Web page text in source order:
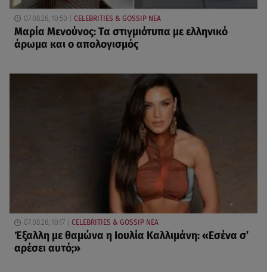
07.08.26, 10:50 CELEBRITIES & GOSSIP ΝΕΑ
Μαρία Μενούνος: Τα στιγμιότυπα με ελληνικό
άρωμα και ο απολογισμός
07.08.26, 10:17 CELEBRITIES & GOSSIP ΝΕΑ
Έξαλλη με θαμώνα η Ιουλία Καλλιμάνη: «Εσένα σ’
αρέσει αυτό;»